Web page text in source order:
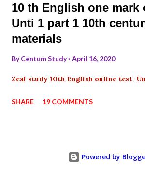
10 th English one mark
Unti 1 part 1 10th
materials
ByCentum Study April 16, 2020
Zeal study 10th English online test
SHARE 19 COMMENTS
Powered by